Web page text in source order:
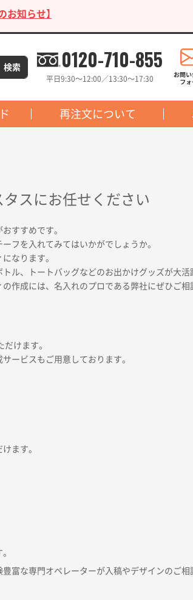
知らせ】
0120-710-855
平日9:30〜12:00／13:30〜17:30
再注文について
スにお任せください
すすめです。
フを入れてみてはいかがでしょうか。
なります。
ル、トートバッグなどのお出かけグッズが大活
作成には、名入れのプロである弊社にぜひご相
けます。
ービスもご用意しております。
ます。
富な専門オペレーターが入稿やデザインのご相